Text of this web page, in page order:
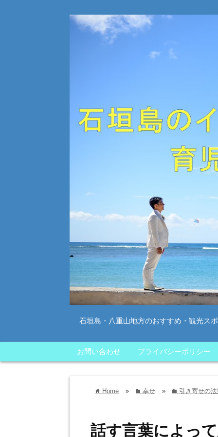
石垣島・八重山地方のおすすめ・観光ス
お問い合わせ プライバシーポリシー
home Home » folder 幸せ » folder 引き寄せの法
話す言葉によっ